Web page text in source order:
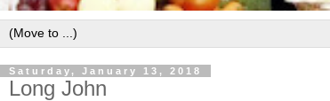
Saturday, January 13, 2018
Long John